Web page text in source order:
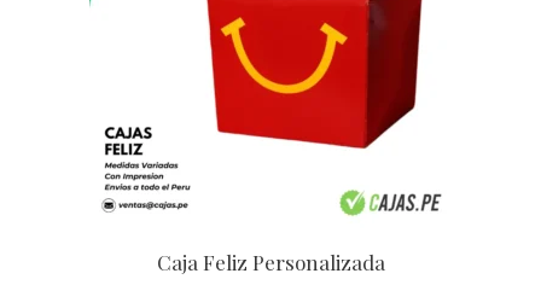
Caja Feliz Personalizada